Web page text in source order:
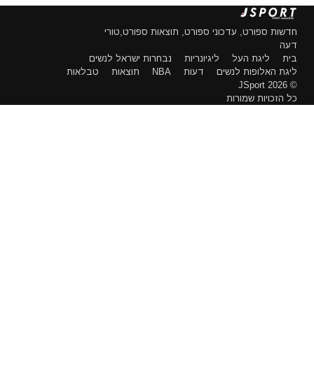
חדשות ספורט, עדכוני ספורט, תוצאות ספורט,טורי
דעה
בית
ליגת העל ליגיונריות
נבחרות ישראל לנשים
ליגת האלופות לנשים
דעות NBA תוצאות
טבלאות
© 2026 JSport
כל הזכויות שמורות